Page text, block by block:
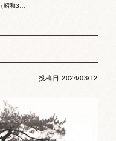
投稿日:2024/03/12